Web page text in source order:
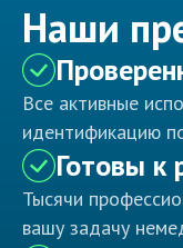
Наши
Все активные
идентификацию
Готовы к
Тысячи
вашу задачу